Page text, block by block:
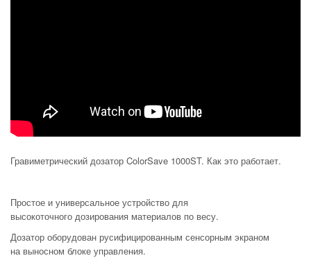
Гравиметрический дозатор ColorSave 1000ST. Как это работает.
Простое и универсальное устройство для
высокоточного дозирования материалов по весу.
Дозатор оборудован русифицированным сенсорным экраном
на выносном блоке управления.